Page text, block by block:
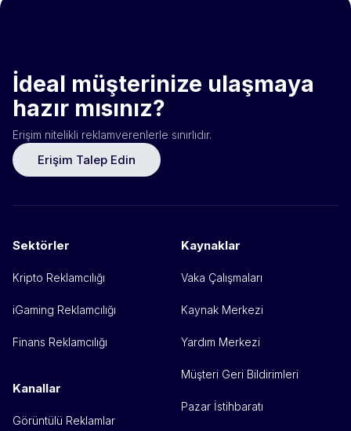
İdeal müşterinize ulaşmaya
hazır mısınız?
Erişim nitelikli reklamverenlerle sınırlıdır.
Erişim Talep Edin
Sektörler
Kripto Reklamcılığı
iGaming Reklamcılığı
Finans Reklamcılığı
Kanallar
Görüntülü Reklamlar
Kaynaklar
Vaka Çalışmaları
Kaynak Merkezi
Yardım Merkezi
Müşteri Geri Bildirimleri
Pazar İstihbaratı